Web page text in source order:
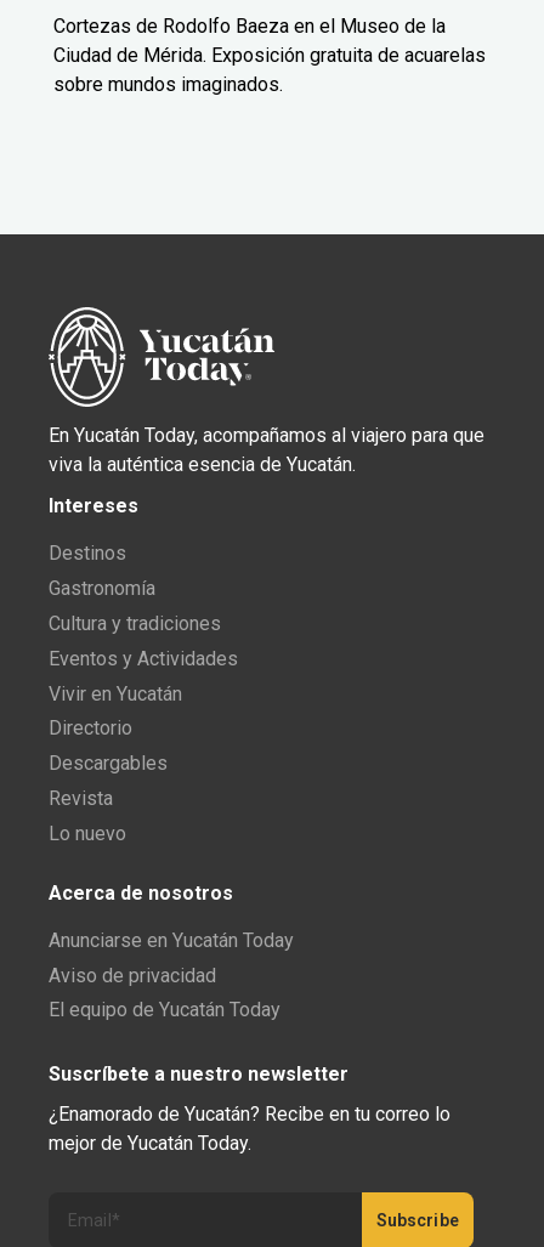
Cortezas de Rodolfo Baeza en el Museo de la
Ciudad de Mérida. Exposición gratuita de acuarelas
sobre mundos imaginados.
En Yucatán Today, acompañamos al viajero para que
viva la auténtica esencia de Yucatán.
Intereses
Destinos
Gastronomía
Cultura y tradiciones
Eventos y Actividades
Vivir en Yucatán
Directorio
Descargables
Revista
Lo nuevo
Acerca de nosotros
Anunciarse en Yucatán Today
Aviso de privacidad
El equipo de Yucatán Today
Suscríbete a nuestro newsletter
¿Enamorado de Yucatán? Recibe en tu correo lo
mejor de Yucatán Today.